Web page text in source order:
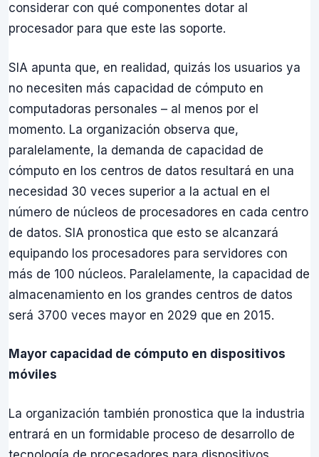
considerar con qué componentes dotar al
procesador para que este las soporte.
SIA apunta que, en realidad, quizás los usuarios ya
no necesiten más capacidad de cómputo en
computadoras personales – al menos por el
momento. La organización observa que,
paralelamente, la demanda de capacidad de
cómputo en los centros de datos resultará en una
necesidad 30 veces superior a la actual en el
número de núcleos de procesadores en cada centro
de datos. SIA pronostica que esto se alcanzará
equipando los procesadores para servidores con
más de 100 núcleos. Paralelamente, la capacidad de
almacenamiento en los grandes centros de datos
será 3700 veces mayor en 2029 que en 2015.
Mayor capacidad de cómputo en dispositivos
móviles
La organización también pronostica que la industria
entrará en un formidable proceso de desarrollo de